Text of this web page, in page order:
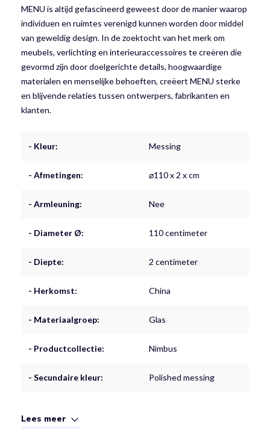
MENU is altijd gefascineerd geweest door de manier waarop
individuen en ruimtes verenigd kunnen worden door middel
van geweldig design. In de zoektocht van het merk om
meubels, verlichting en interieuraccessoires te creëren die
gevormd zijn door doelgerichte details, hoogwaardige
materialen en menselijke behoeften, creëert MENU sterke
en blijvende relaties tussen ontwerpers, fabrikanten en
klanten.
- Kleur: Messing
- Afmetingen: ⌀110 x 2 x cm
- Armleuning: Nee
- Diameter Ø: 110 centimeter
- Diepte: 2 centimeter
- Herkomst: China
- Materiaalgroep: Glas
- Productcollectie: Nimbus
- Secundaire kleur: Polished messing
Lees meer